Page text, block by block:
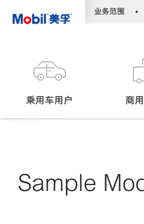
业务范围 •
乘用车用户 商
Sample